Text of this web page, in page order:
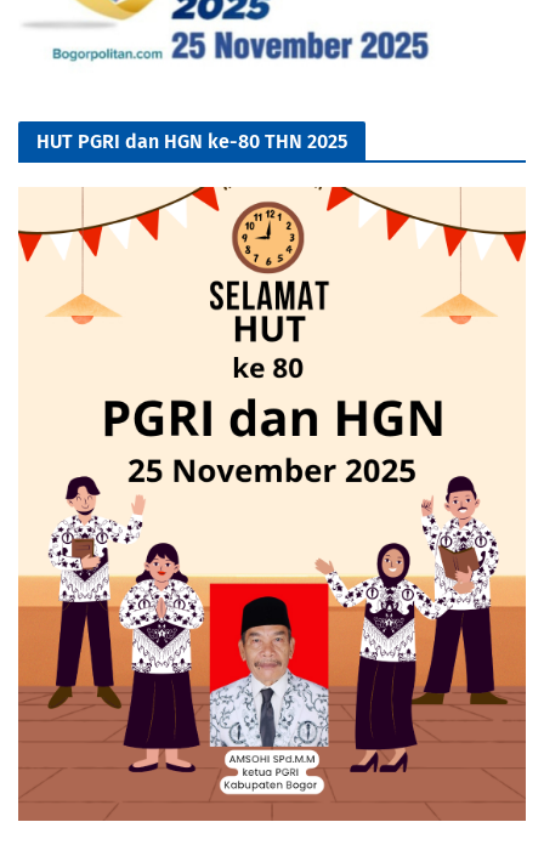
HUT PGRI dan HGN ke-80 THN 2025